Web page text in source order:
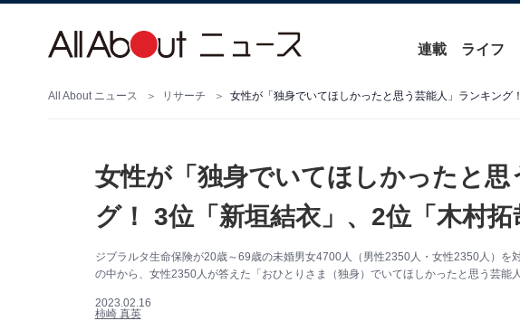
連載 ライフ
All About ニュース リサーチ 女性が「独身でいてほしかったと思う芸能人」ランキング
女性が「独身でいてほしかったと思
グ！ 3位「新垣結衣」、2位「木村拓
ジブラルタ生命保険が20歳～69歳の未婚男女4700人（男性2350人・女性2350人）を
の中から、女性2350人が答えた「おひとりさま（独身）でいてほしかったと思う芸能
2023.02.16
柿崎 真英